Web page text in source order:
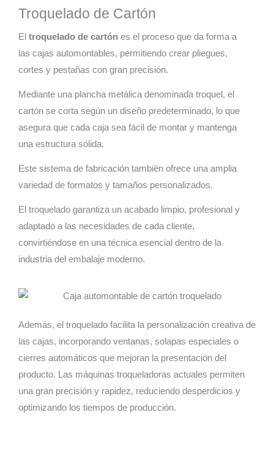
Troquelado de Cartón
El troquelado de cartón es el proceso que da forma a
las cajas automontables, permitiendo crear pliegues,
cortes y pestañas con gran precisión.
Mediante una plancha metálica denominada troquel, el
cartón se corta según un diseño predeterminado, lo que
asegura que cada caja sea fácil de montar y mantenga
una estructura sólida.
Este sistema de fabricación también ofrece una amplia
variedad de formatos y tamaños personalizados.
El troquelado garantiza un acabado limpio, profesional y
adaptado a las necesidades de cada cliente,
convirtiéndose en una técnica esencial dentro de la
industria del embalaje moderno.
Además, el troquelado facilita la personalización creativa de
las cajas, incorporando ventanas, solapas especiales o
cierres automáticos que mejoran la presentación del
producto. Las máquinas troqueladoras actuales permiten
una gran precisión y rapidez, reduciendo desperdicios y
optimizando los tiempos de producción.